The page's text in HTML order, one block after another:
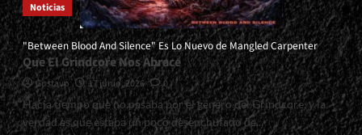
Noticias
"Between Blood And Silence" Es Lo Nuevo de Mangled Carpenter
Que El Grindcore Nos Abrace
Gustavo 17 junio, 2026
0
Hacía tiempo que no pasaba por el género del Grindcore, y la
verdad es que estaba un poco desenchufado de...